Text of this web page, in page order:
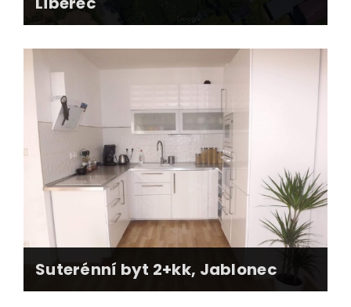
Zajitění těchto informací:
informace ohledně zastavitelnosti
vydání územně plánovací informace
ochranná pásma
existence inženýrských sítí
povolení k napojení na inženýrské sítě
Suterénní byt 2+kk, Jablonec